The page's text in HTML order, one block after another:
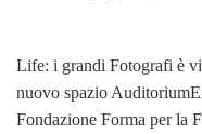
Life: i grandi Fotografi è
nuovo spazio
Fondazione Forma per la